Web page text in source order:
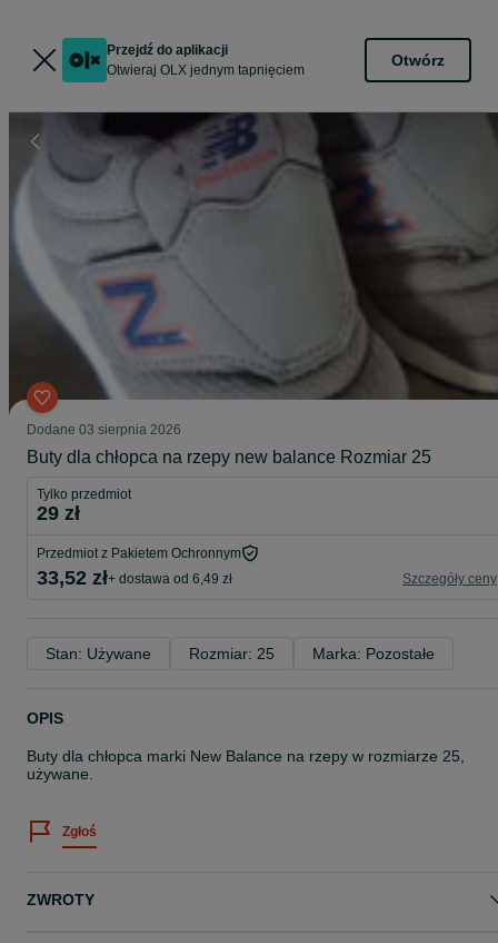
Przejdź do aplikacji
Otwieraj OLX jednym tapnięciem
Otwórz
Dodane 03 sierpnia 2026
Buty dla chłopca na rzepy new balance Rozmiar 25
Tylko przedmiot
29 zł
Przedmiot z Pakietem Ochronnym
33,52 zł+ dostawa od 6,49 zł Szczegóły ceny
Stan: Używane Rozmiar: 25 Marka: Pozostałe
OPIS
Buty dla chłopca marki New Balance na rzepy w rozmiarze 25,
używane.
Zgłoś
ZWROTY